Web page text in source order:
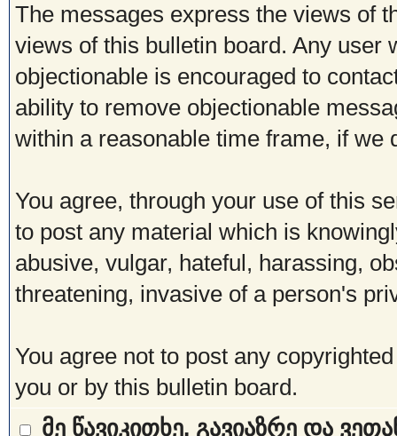
The messages express the views of
views of this bulletin board. Any user
objectionable is encouraged to
ability to remove objectionable
within a reasonable time frame, if we
You agree, through your use of this
to post any material which is
abusive, vulgar, hateful, harassing,
threatening, invasive of a person's
You agree not to post any
you or by this bulletin board.
მე წავიკითხე, გავიაზრე და